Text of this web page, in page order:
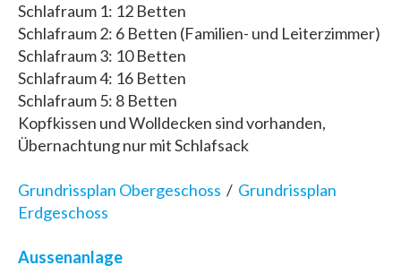
Schlafraum 1: 12 Betten
Schlafraum 2: 6 Betten (Familien- und Leiterzimmer)
Schlafraum 3: 10 Betten
Schlafraum 4: 16 Betten
Schlafraum 5: 8 Betten
Kopfkissen und Wolldecken sind vorhanden,
Übernachtung nur mit Schlafsack
Grundrissplan Obergeschoss / Grundrissplan
Erdgeschoss
Aussenanlage